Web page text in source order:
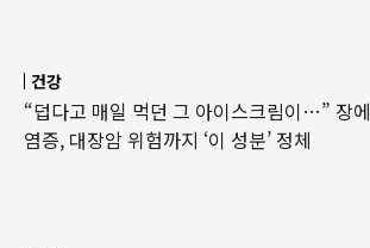
건강
“덥다고 매일 먹던 그 아이스크림이…” 장에
염증, 대장암 위험까지 ‘이 성분’ 정체